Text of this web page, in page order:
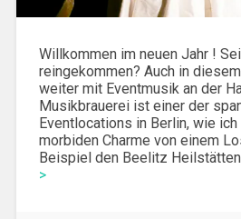
Willkommen im neuen Jahr !
reingekommen? Auch in
weiter mit Eventmusik an der
Musikbrauerei ist einer der
Eventlocations in Berlin, wie
morbiden Charme von einem
Beispiel den Beelitz Heilstätten
>